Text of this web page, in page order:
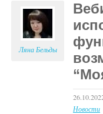
Ляна Бельды
Новости